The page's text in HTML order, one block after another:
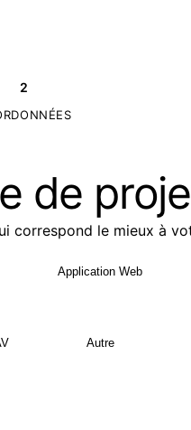
2
de
correspond le mieux à
Application Web
Autre